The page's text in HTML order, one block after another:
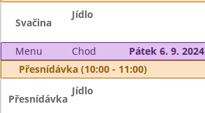
Svačina
Jídlo
Menu Chod
Pátek 6. 9. 2024
Přesnídávka (10:00 - 11:00)
Přesnídávka
Jídlo